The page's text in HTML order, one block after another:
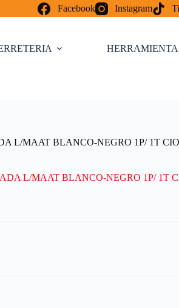
Facebook Instagram
L/MAAT BLANCO-NEGRO 1P/ 1T
L/MAAT BLANCO-NEGRO 1P/ 1T